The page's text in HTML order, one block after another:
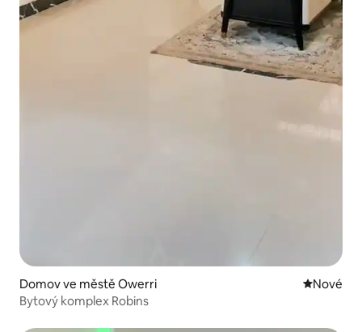
Domov ve městě Owerri Nové
Nové
Bytový komplex Robins